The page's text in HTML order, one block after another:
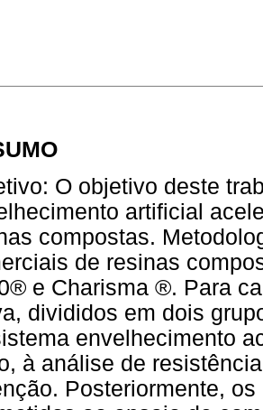
O objetivo deste
artificial
compostas.
de resinas
e Charisma ®. Para
divididos em dois
envelhecimento
à análise de
Posteriormente,